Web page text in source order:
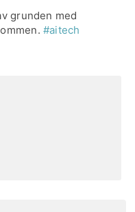
grunden med
#aitech